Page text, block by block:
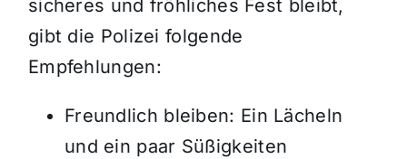
sicheres und fröhliches Fest bleibt,
gibt die Polizei folgende
Empfehlungen:
Freundlich bleiben: Ein Lächeln
und ein paar Süßigkeiten